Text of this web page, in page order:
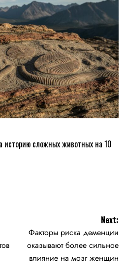
историю сложных животных на 10
Next:
Факторы риска деменции
оказывают более сильное
влияние на мозг женщин